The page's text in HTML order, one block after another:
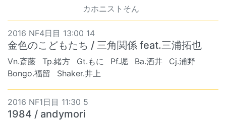
カホニストそん
2016 NF4日目 13:00 14
金色のこどもたち / 三角関係 feat.三浦拓也
Vn.斎藤 Tp.緒方 Gt.もに Pf.堀 Ba.酒井
Cj.浦野
Bongo.福留
Shaker.井上
2016 NF1日目 11:30 5
1984 / andymori